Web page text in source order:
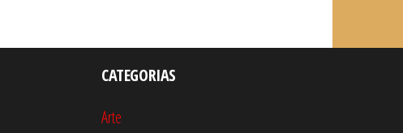
CATEGORIAS
Arte